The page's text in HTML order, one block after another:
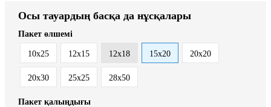
Осы тауардың басқа да нұсқалары
Пакет өлшемі
10x25 12x15 12x18 15x20 20x20
20x30 25х25 28x50
Пакет қалыңдығы